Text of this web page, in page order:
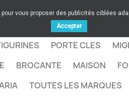
PORTE CLES
BROCANTE MAISON
TOUTES LES MARQUES
vous proposer des publicités ciblées
Accepter